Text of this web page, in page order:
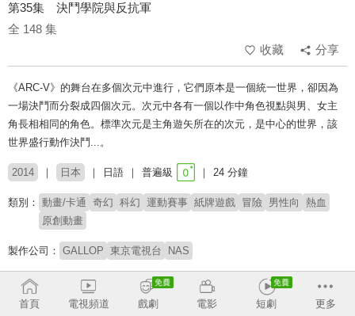
第35集 決鬥學院與反抗軍
全 148 集
收藏
分享
《ARC-V》的舞台在多個次元中進行，它們原本是一個統一世界，卻因為
一場決鬥而分裂成四個次元。次元中各有一個以作中角色視點與男、女主
角長相相同的角色。標準次元是主角遊矢所在的次元，是中心的世界，該
世界盛行動作決鬥...。
2014 日本 日語 普遍級 24 分鐘
類別： 動畫/卡通 奇幻 科幻 運動賽事 紙牌遊戲 冒險 男性向
熱血
原創動畫
製作公司： GALLOP 東京電視台 NAS
導演： 小野勝巳
配音： 小野賢章 稻村優奈 高木萬平 高木心平 大林洋平
首頁 電視頻道 戲劇 電影 短劇 更多